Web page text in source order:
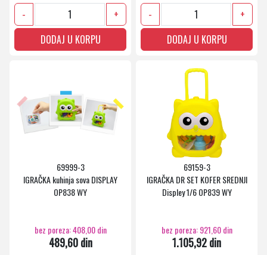
-
+
DODAJ U KORPU
-
+
DODAJ U KORPU
69999-3
IGRAČKA kuhinja sova DISPLAY
OP838 WY
bez poreza: 408,00 din
489,60 din
69159-3
IGRAČKA DR SET KOFER SREDNJI
Displey 1/6 OP839 WY
bez poreza: 921,60 din
1.105,92 din